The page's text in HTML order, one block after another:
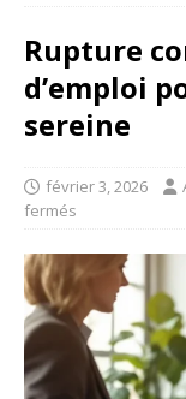
Rupture
d’emploi
sereine
février 3, 2026
fermés